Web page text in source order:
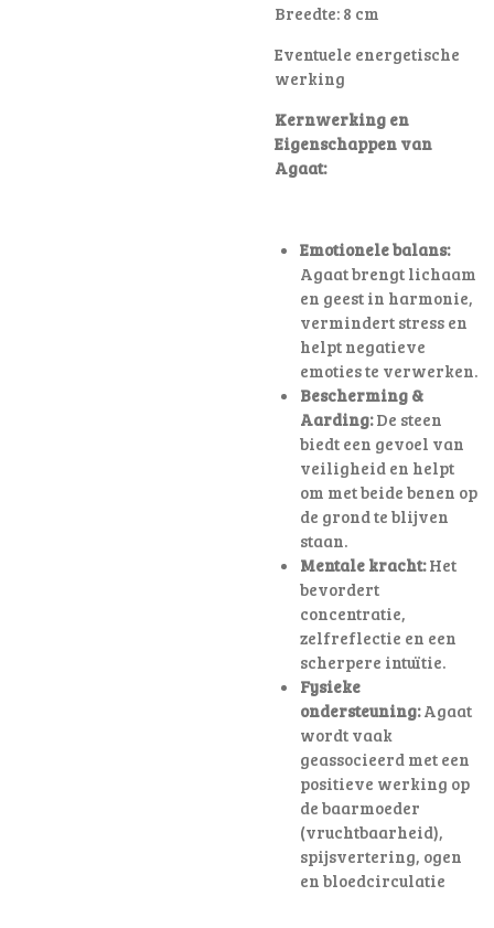
Breedte: 8 cm
Eventuele energetische
werking
Kernwerking en
Eigenschappen van
Agaat:
Emotionele balans:
Agaat brengt lichaam
en geest in harmonie,
vermindert stress en
helpt negatieve
emoties te verwerken.
Bescherming &
Aarding:De steen
biedt een gevoel van
veiligheid en helpt
om met beide benen op
de grond te blijven
staan.
Mentale kracht:Het
bevordert
concentratie,
zelfreflectie en een
scherpere intuïtie.
Fysieke
ondersteuning:Agaat
wordt vaak
geassocieerd met een
positieve werking op
de baarmoeder
(vruchtbaarheid),
spijsvertering, ogen
en bloedcirculatie